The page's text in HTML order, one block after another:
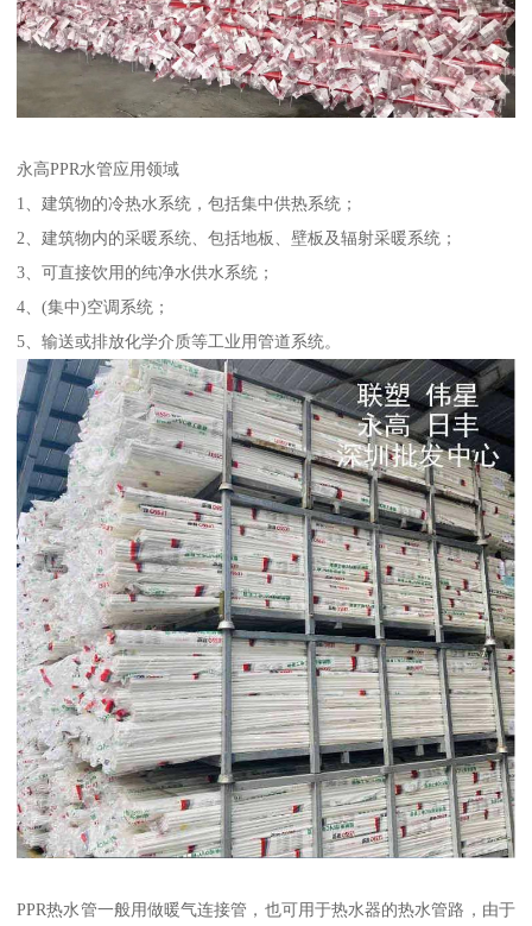
永高PPR水管应用领域
1、建筑物的冷热水系统，包括集中供热系统；
2、建筑物内的采暖系统、包括地板、壁板及辐射采暖系统；
3、可直接饮用的纯净水供水系统；
4、(集中)空调系统；
5、输送或排放化学介质等工业用管道系统。
PPR热水管一般用做暖气连接管，也可用于热水器的热水管路，由于